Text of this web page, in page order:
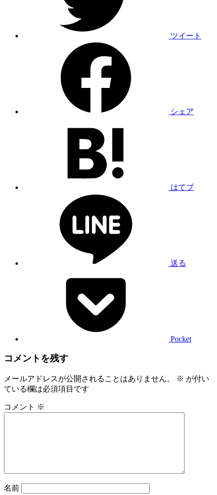
ツイート
シェア
はてブ
送る
Pocket
コメントを残す
メールアドレスが公開されることはありません。 ※ が付い
ている欄は必須項目です
コメント ※
名前